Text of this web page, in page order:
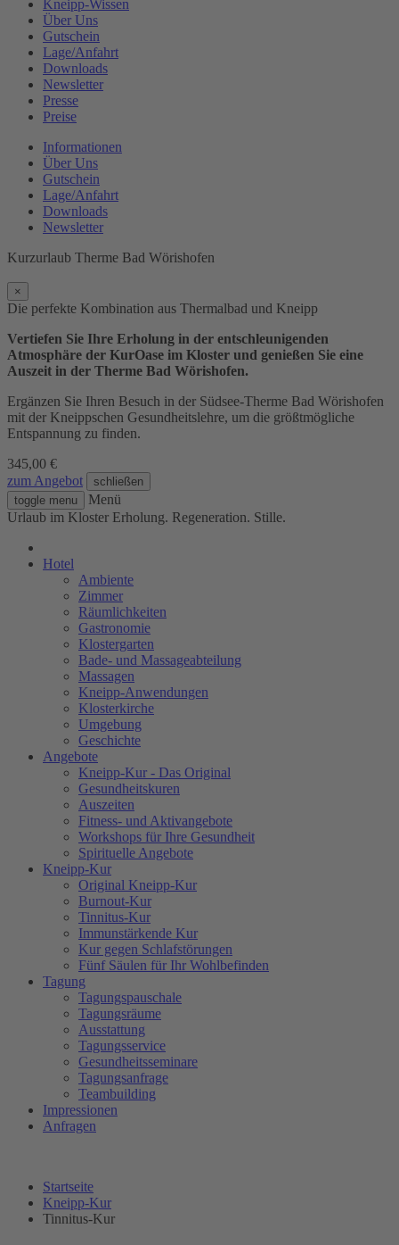
Kneipp-Wissen
Über Uns
Gutschein
Lage/Anfahrt
Downloads
Newsletter
Presse
Preise
Informationen
Über Uns
Gutschein
Lage/Anfahrt
Downloads
Newsletter
Kurzurlaub Therme Bad Wörishofen
×
Die perfekte Kombination aus Thermalbad und Kneipp
Vertiefen Sie Ihre Erholung in der entschleunigenden
Atmosphäre der KurOase im Kloster und genießen Sie eine
Auszeit in der Therme Bad Wörishofen.
Ergänzen Sie Ihren Besuch in der Südsee-Therme Bad Wörishofen
mit der Kneippschen Gesundheitslehre, um die größtmögliche
Entspannung zu finden.
345,00 €
zum Angebot
schließen
toggle menu
Menü
Urlaub im Kloster Erholung. Regeneration. Stille.
Hotel
Ambiente
Zimmer
Räumlichkeiten
Gastronomie
Klostergarten
Bade- und Massageabteilung
Massagen
Kneipp-Anwendungen
Klosterkirche
Umgebung
Geschichte
Angebote
Kneipp-Kur - Das Original
Gesundheitskuren
Auszeiten
Fitness- und Aktivangebote
Workshops für Ihre Gesundheit
Spirituelle Angebote
Kneipp-Kur
Original Kneipp-Kur
Burnout-Kur
Tinnitus-Kur
Immunstärkende Kur
Kur gegen Schlafstörungen
Fünf Säulen für Ihr Wohlbefinden
Tagung
Tagungspauschale
Tagungsräume
Ausstattung
Tagungsservice
Gesundheitsseminare
Tagungsanfrage
Teambuilding
Impressionen
Anfragen
Startseite
Kneipp-Kur
Tinnitus-Kur